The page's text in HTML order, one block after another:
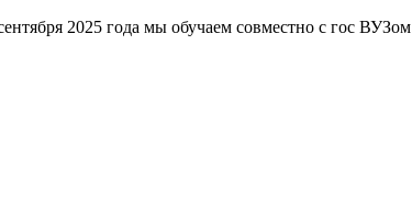
2025 года мы обучаем совместно с гос ВУЗом